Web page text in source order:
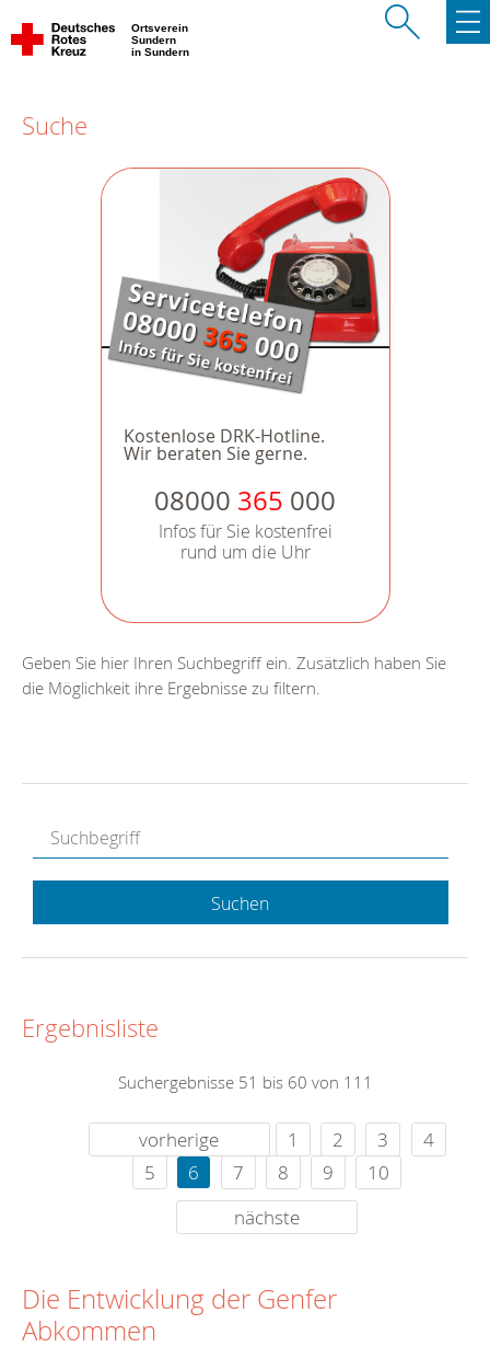
Ortsverein
Sundern
in Sundern
Suche
Kostenlose DRK-Hotline.
Wir beraten Sie gerne.
08000 365 000
Infos für Sie kostenfrei
rund um die Uhr
Geben Sie hier Ihren Suchbegriff ein. Zusätzlich haben Sie
die Möglichkeit ihre Ergebnisse zu filtern.
Suchen
Ergebnisliste
Suchergebnisse 51 bis 60 von 111
vorherige 1 2 3
4
5
6 7 8 9
10
nächste
Die Entwicklung der Genfer
Abkommen